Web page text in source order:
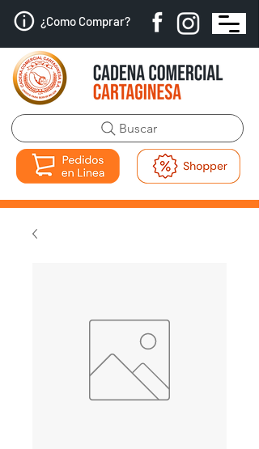
¿Como Comprar?
Buscar